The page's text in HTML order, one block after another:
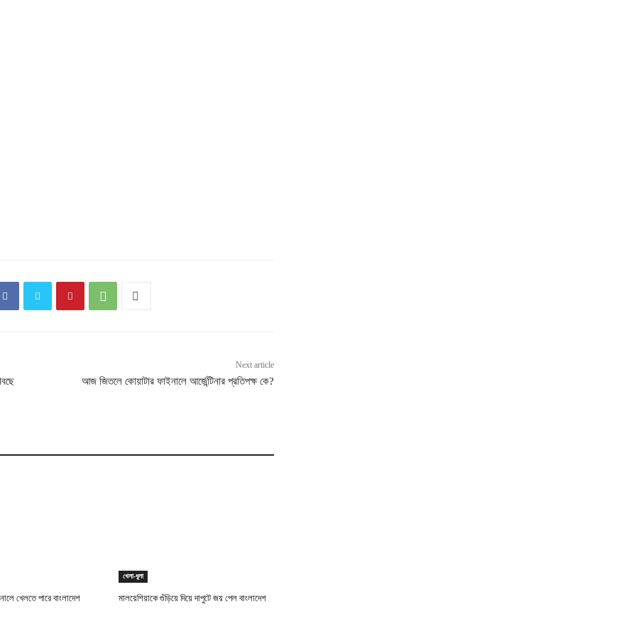
Next article
আজ জিতলে কোয়াটার ফাইনালে আর্জেন্টিনার প্রতিপক্ষ কে?
খেলতে পারে বাংলাদেশ
খেলা-ধুলা
মালয়েশিয়াকে গুঁড়িয়ে দিয়ে দাপুটে জয় পেল বাংলাদেশ